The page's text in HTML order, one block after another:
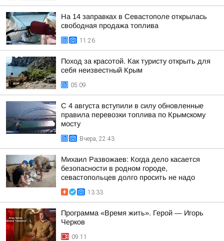
На 14 заправках в Севастополе открылась
свободная продажа топлива
11:26
Поход за красотой. Как туристу открыть для
себя неизвестный Крым
05:09
С 4 августа вступили в силу обновленные
правила перевозки топлива по Крымскому
мосту
Вчера, 22:43
Михаил Развожаев: Когда дело касается
безопасности в родном городе,
севастопольцев долго просить не надо
13:33
Программа «Время жить». Герой — Игорь
Черков
09:11